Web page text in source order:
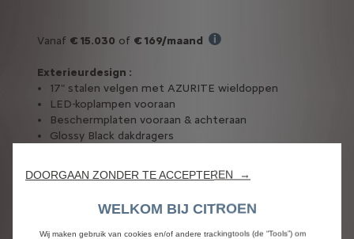
Vanaf € 15.030 of € 169/maand
Exterieurdesign :
17" stalen velgen met AZURITE wieldoppen
LED-koplampen vooraan
Beschermplaten vooraan & achteraan
Glossy Black dakdragers
Interieur & Infotainment :
10. 25" centraal aanraakscherm
Apple CarPlay
& Android Auto Wireless
DOORGAAN ZONDER TE ACCEPTEREN →
WELKOM BIJ CITROEN
Wij maken gebruik van cookies en/of andere trackingtools (de “Tools”) om